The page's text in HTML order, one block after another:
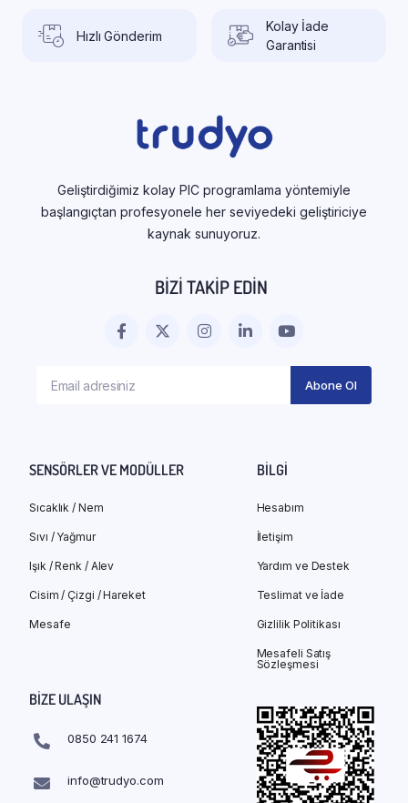
Hızlı Gönderim
Kolay İade
Garantisi
Geliştirdiğimiz kolay PIC programlama yöntemiyle
başlangıçtan profesyonele her seviyedeki geliştiriciye
kaynak sunuyoruz.
BIZI TAKIP EDIN
SENSÖRLER VE MODÜLLER
Sıcaklık / Nem
Sıvı / Yağmur
Işık / Renk / Alev
Cisim / Çizgi / Hareket
Mesafe
BILGI
Hesabım
İletişim
Yardım ve Destek
Teslimat ve İade
Gizlilik Politikası
Mesafeli Satış
Sözleşmesi
BIZE ULAŞIN
0850 241 1674
info@trudyo.com